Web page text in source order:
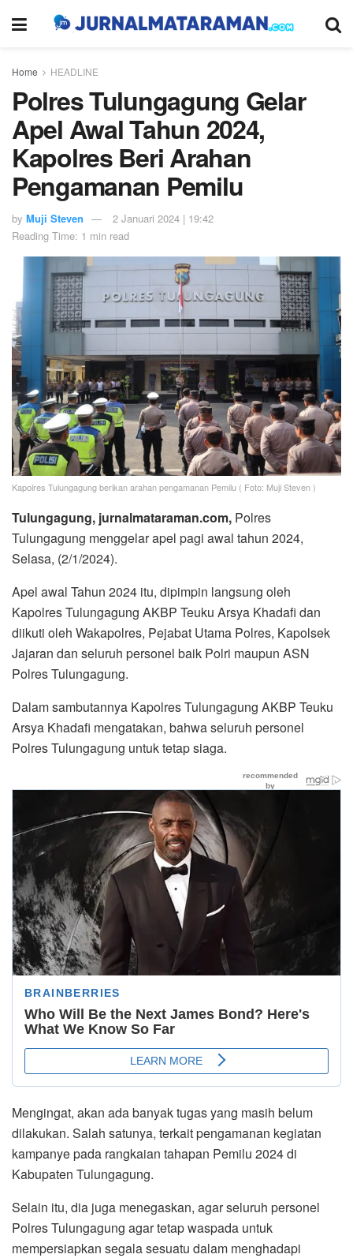
Home HEADLINE
Polres Tulungagung Gelar
Apel Awal Tahun 2024,
Kapolres Beri Arahan
Pengamanan Pemilu
by Muji Steven
2 Januari 2024 | 19:42
Reading Time: 1 min read
Kapolres Tulungagung berikan arahan pengamanan Pemilu ( Foto: Muji Steven )
Tulungagung, jurnalmataraman.com, Polres
Tulungagung menggelar apel pagi awal tahun 2024,
Selasa, (2/1/2024).
Apel awal Tahun 2024 itu, dipimpin langsung oleh
Kapolres Tulungagung AKBP Teuku Arsya Khadafi dan
diikuti oleh Wakapolres, Pejabat Utama Polres, Kapolsek
Jajaran dan seluruh personel baik Polri maupun ASN
Polres Tulungagung.
Dalam sambutannya Kapolres Tulungagung AKBP Teuku
Arsya Khadafi mengatakan, bahwa seluruh personel
Polres Tulungagung untuk tetap siaga.
Mengingat, akan ada banyak tugas yang masih belum
dilakukan. Salah satunya, terkait pengamanan kegiatan
kampanye pada rangkaian tahapan Pemilu 2024 di
Kabupaten Tulungagung.
Selain itu, dia juga menegaskan, agar seluruh personel
Polres Tulungagung agar tetap waspada untuk
mempersiapkan segala sesuatu dalam menghadapi